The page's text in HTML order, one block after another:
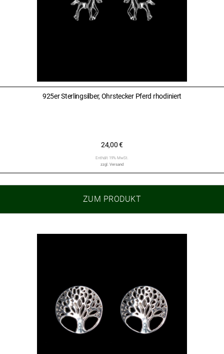
925er Sterlingsilber, Ohrstecker Pferd rhodiniert
24,00€
Enthält 19% MwSt.
zzgl. Versand
ZUM PRODUKT